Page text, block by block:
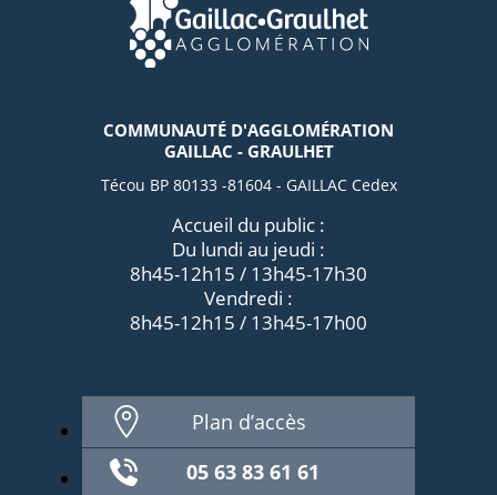
COMMUNAUTÉ D'AGGLOMÉRATION
GAILLAC - GRAULHET
Técou BP 80133 -81604 - GAILLAC Cedex
Accueil du public :
Du lundi au jeudi :
8h45-12h15 / 13h45-17h30
Vendredi :
8h45-12h15 / 13h45-17h00
Plan d’accès
05 63 83 61 61